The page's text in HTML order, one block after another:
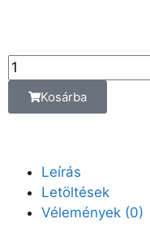
Kosárba
Leírás
Letöltések
Vélemények (0)